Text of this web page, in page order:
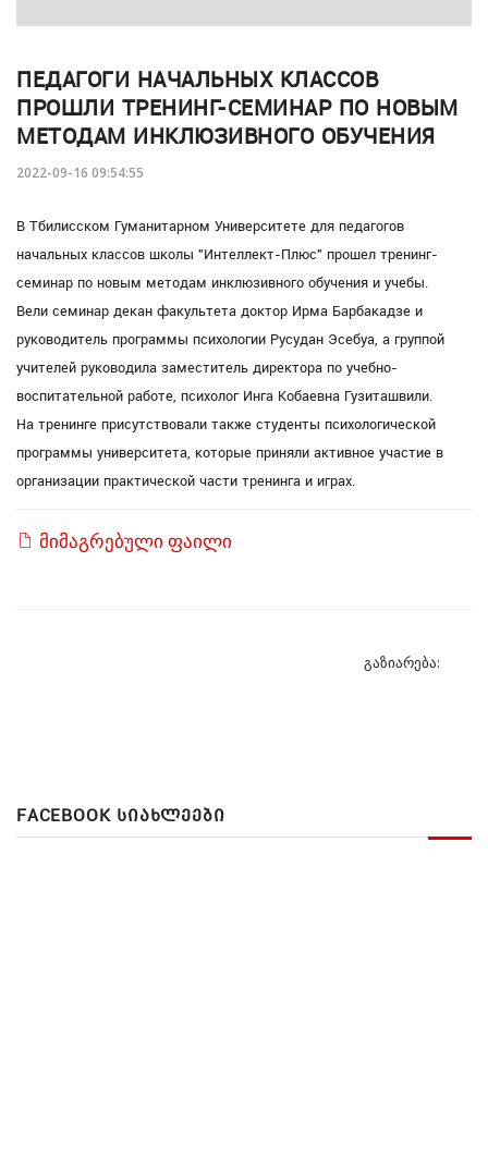
ПЕДАГОГИ НАЧАЛЬНЫХ КЛАССОВ
ПРОШЛИ ТРЕНИНГ-СЕМИНАР ПО НОВЫМ
МЕТОДАМ ИНКЛЮЗИВНОГО ОБУЧЕНИЯ
2022-09-16 09:54:55
В Тбилисском Гуманитарном Университете для педагогов
начальных классов школы "Интеллект-Плюс" прошел тренинг-
семинар по новым методам инклюзивного обучения и учебы.
Вели семинар декан факультета доктор Ирма Барбакадзе и
руководитель программы психологии Русудан Эсебуа, а группой
учителей руководила заместитель директора по учебно-
воспитательной работе, психолог Инга Кобаевна Гузиташвили.
На тренинге присутствовали также студенты психологической
программы университета, которые приняли активное участие в
организации практической части тренинга и играх.
მიმაგრებული ფაილი
გაზიარება:
FACEBOOK ᲡᲘᲐᲮᲚᲔᲔᲑᲘ